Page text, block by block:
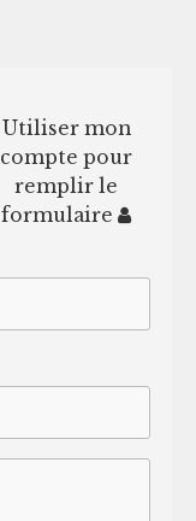
Utiliser mon
compte pour
remplir le
formulaire